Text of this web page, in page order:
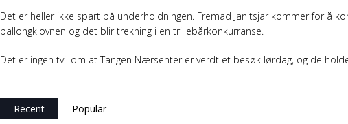
Det er heller ikke spart på underholdningen. Fremad Janitsjar kommer for å
ballongklovnen og det blir trekning i en trillebårkonkurranse.
Det er ingen tvil om at Tangen Nærsenter er verdt et besøk lørdag, og de
Recent Popular